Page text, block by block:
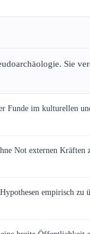
Sie
Funde im kulturellen
Not externen Kräften
empirisch zu